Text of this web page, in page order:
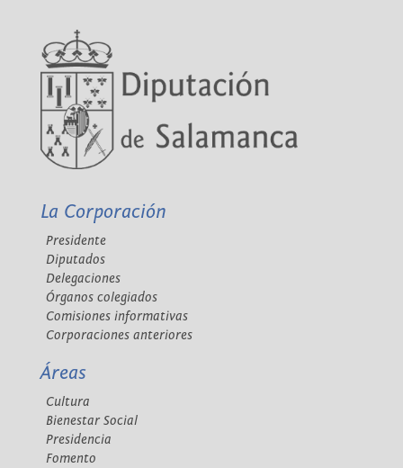
La Corporación
Presidente
Diputados
Delegaciones
Órganos colegiados
Comisiones informativas
Corporaciones anteriores
Áreas
Cultura
Bienestar Social
Presidencia
Fomento